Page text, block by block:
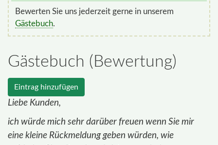
Gästebuch (Bewertung)
Eintrag hinzufügen
Liebe Kunden,
ich würde mich sehr darüber freuen wenn Sie mir
eine kleine Rückmeldung geben würden, wie
Bewerten Sie uns jederzeit gerne in unserem
Gästebuch.